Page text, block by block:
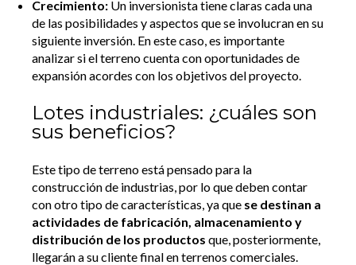
Crecimiento: Un inversionista tiene claras cada una
de las posibilidades y aspectos que se involucran en su
siguiente inversión. En este caso, es importante
analizar si el terreno cuenta con oportunidades de
expansión acordes con los objetivos del proyecto.
Lotes industriales: ¿cuáles son
sus beneficios?
Este tipo de terreno está pensado para la
construcción de industrias, por lo que deben contar
con otro tipo de características, ya que se destinan a
actividades de fabricación, almacenamiento y
distribución de los productos que, posteriormente,
llegarán a su cliente final en terrenos comerciales.